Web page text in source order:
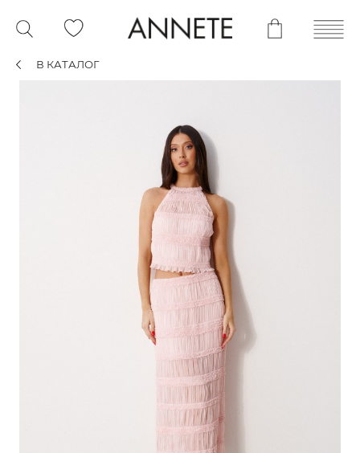
В КАТАЛОГ